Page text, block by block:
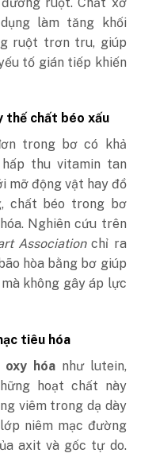
làm tăng khối
ruột trơn tru, giúp
tố gián tiếp khiến
thế chất béo xấu
trong bơ có khả
thu vitamin tan
mỡ động vật hay đồ
chất béo trong bơ
Nghiên cứu trên
Associationchỉ ra
hòa bằng bơ giúp
không gây áp lực
tiêu hóa
oxy hóanhư lutein,
hoạt chất này
viêm trong dạ dày
niêm mạc đường
axit và gốc tự do.